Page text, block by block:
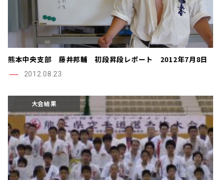
熊本中央支部 藤井邦輔 初段昇段レポート 2012年7月8日
2012.08.23
大会結果